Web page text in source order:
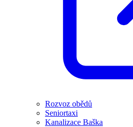
Rozvoz obědů
Seniortaxi
Kanalizace Baška